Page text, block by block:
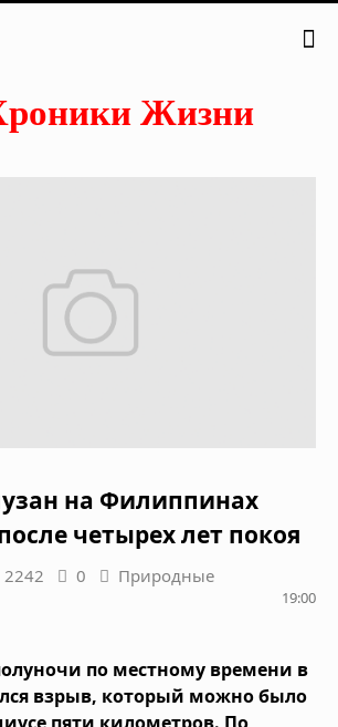
на Филиппинах
четырех лет покоя
2242 0
Природные
19:00
по местному времени в
взрыв, который можно было